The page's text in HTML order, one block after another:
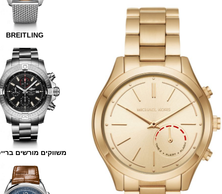
BREITLING
משווקים מורשים ברייטלינג